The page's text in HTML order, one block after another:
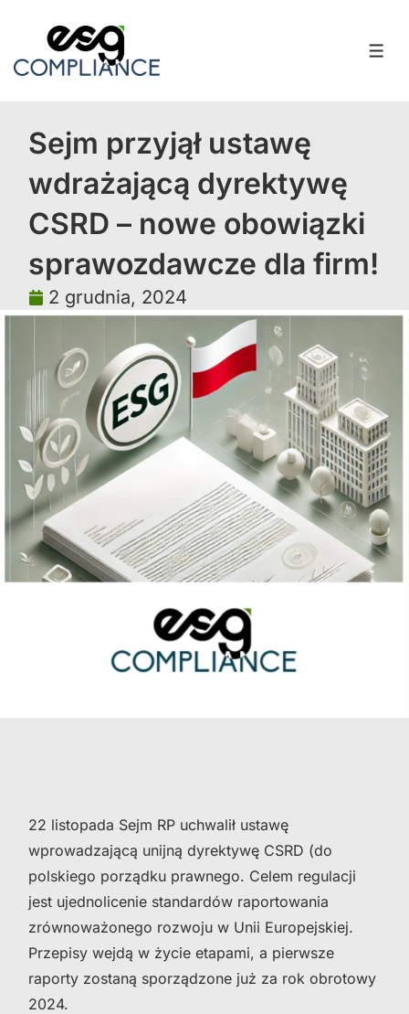
Sejm przyjął ustawę
wdrażającą dyrektywę
CSRD – nowe obowiązki
sprawozdawcze dla firm!
2 grudnia, 2024
22 listopada Sejm RP uchwalił ustawę
wprowadzającą unijną dyrektywę CSRD (do
polskiego porządku prawnego. Celem regulacji
jest ujednolicenie standardów raportowania
zrównoważonego rozwoju w Unii Europejskiej.
Przepisy wejdą w życie etapami, a pierwsze
raporty zostaną sporządzone już za rok obrotowy
2024.